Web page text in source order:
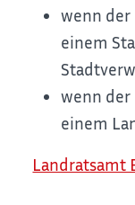
wenn der
einem
wenn der
einem
Landratsamt